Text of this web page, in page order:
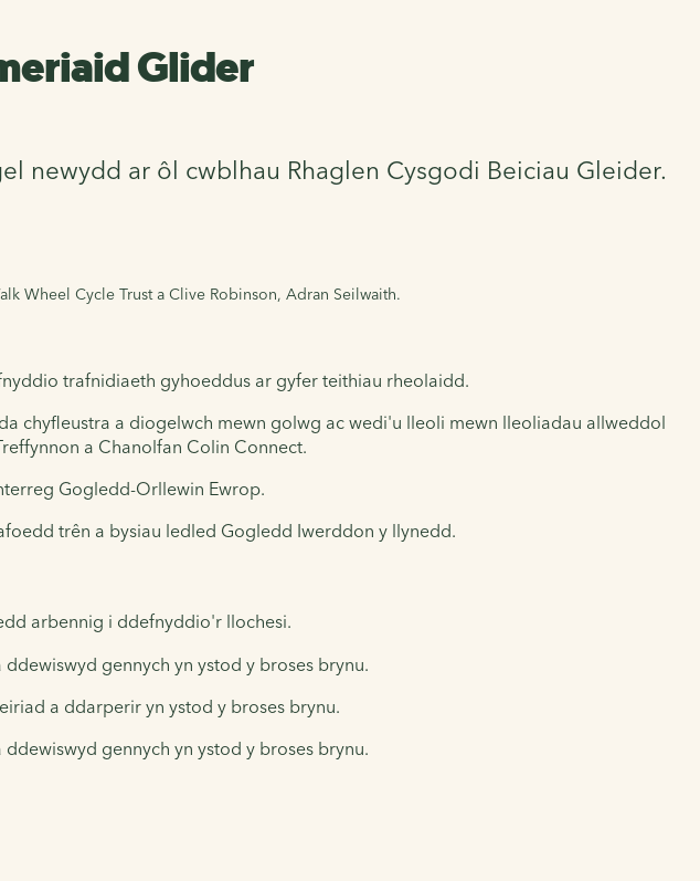
Glider
newydd ar ôl cwblhau Rhaglen Cysgodi Beiciau Gleider.
Wheel Cycle Trust a Clive Robinson, Adran Seilwaith.
trafnidiaeth gyhoeddus ar gyfer teithiau rheolaidd.
chyfleustra a diogelwch mewn golwg ac wedi'u lleoli mewn lleoliadau allweddol
a Chanolfan Colin Connect.
Gogledd-Orllewin Ewrop.
trên a bysiau ledled Gogledd Iwerddon y llynedd.
arbennig i ddefnyddio'r llochesi.
gennych yn ystod y broses brynu.
a ddarperir yn ystod y broses brynu.
gennych yn ystod y broses brynu.